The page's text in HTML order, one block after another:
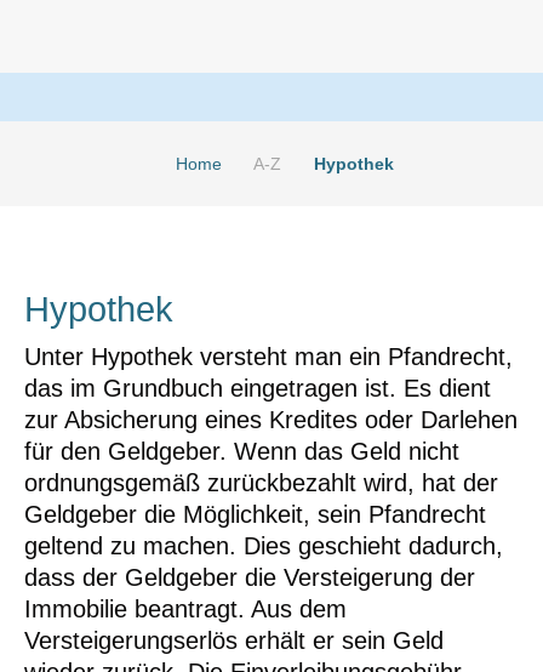
Home A-Z Hypothek
Hypothek
Unter Hypothek versteht man ein Pfandrecht,
das im Grundbuch eingetragen ist. Es dient
zur Absicherung eines Kredites oder Darlehen
für den Geldgeber. Wenn das Geld nicht
ordnungsgemäß zurückbezahlt wird, hat der
Geldgeber die Möglichkeit, sein Pfandrecht
geltend zu machen. Dies geschieht dadurch,
dass der Geldgeber die Versteigerung der
Immobilie beantragt. Aus dem
Versteigerungserlös erhält er sein Geld